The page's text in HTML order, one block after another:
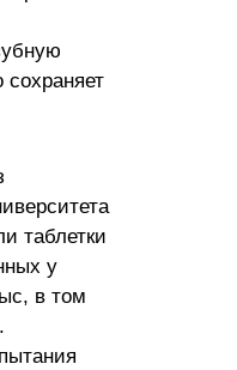
таблетки
у
в том